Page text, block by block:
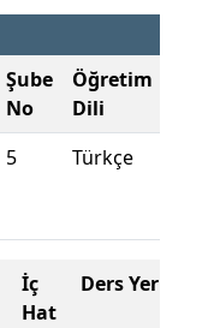
Şube
No
Öğretim
Dili
5 Türkçe
İç
Hat
Ders Yeri